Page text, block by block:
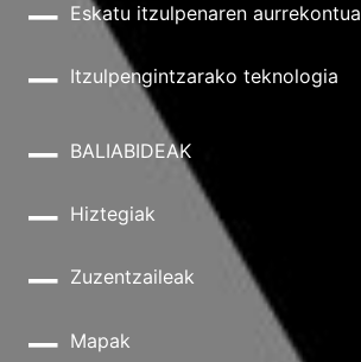
Eskatu itzulpenaren aurrekontua
Itzulpengintzarako teknologia
BALIABIDEAK
Hiztegiak
Zuzentzaileak
Mapak